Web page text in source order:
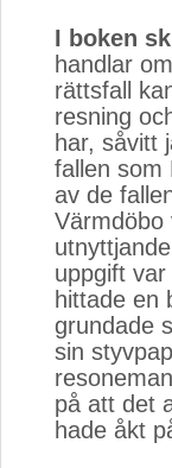
I boken
handlar
rättsfall
resning
har, såvitt
fallen som
av de
Värmdöbo
uppgift
hittade en
grundade
sin
på att det
hade åkt